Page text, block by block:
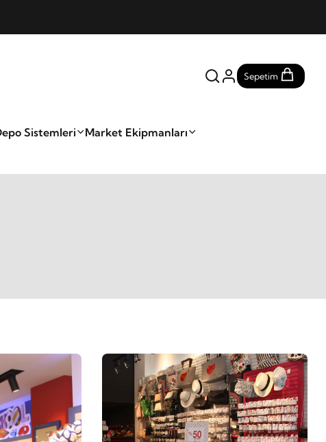
Sepetim
Sistemleri Market Ekipmanları